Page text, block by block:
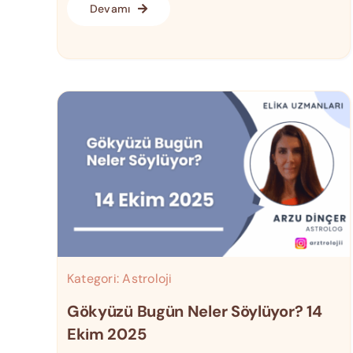
Devamı
Kategori:Astroloji
Gökyüzü Bugün Neler Söylüyor? 14
Ekim 2025